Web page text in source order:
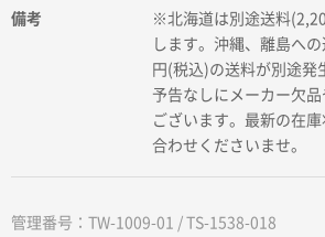
備考
※北海道は別途送料
します。沖縄、離島へ
円(税込)の送料が別途発
予告なしにメーカー欠
ございます。最新の在
合わせくださいませ。
管理番号：TW-1009-01 / TS-1538-018